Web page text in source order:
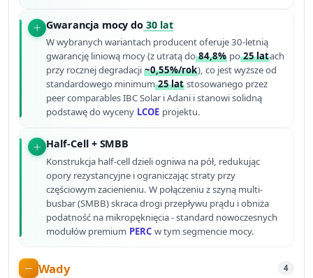
Gwarancja mocy do 30 lat
W wybranych wariantach producent oferuje 30-letnią
gwarancję liniową mocy (z utratą do84,8% po25 latach
przy rocznej degradacji~0,55%/rok), co jest wyższe od
standardowego minimum25 lat stosowanego przez
peer comparables IBC Solar i Adani i stanowi solidną
podstawę do wyceny LCOE projektu.
Half-Cell + SMBB
Konstrukcja half-cell dzieli ogniwa na pół, redukując
opory rezystancyjne i ograniczając straty przy
częściowym zacienieniu. W połączeniu z szyną multi-
busbar (SMBB) skraca drogi przepływu prądu i obniża
podatność na mikropęknięcia - standard nowoczesnych
modułów premium PERC w tym segmencie mocy.
Wady 4